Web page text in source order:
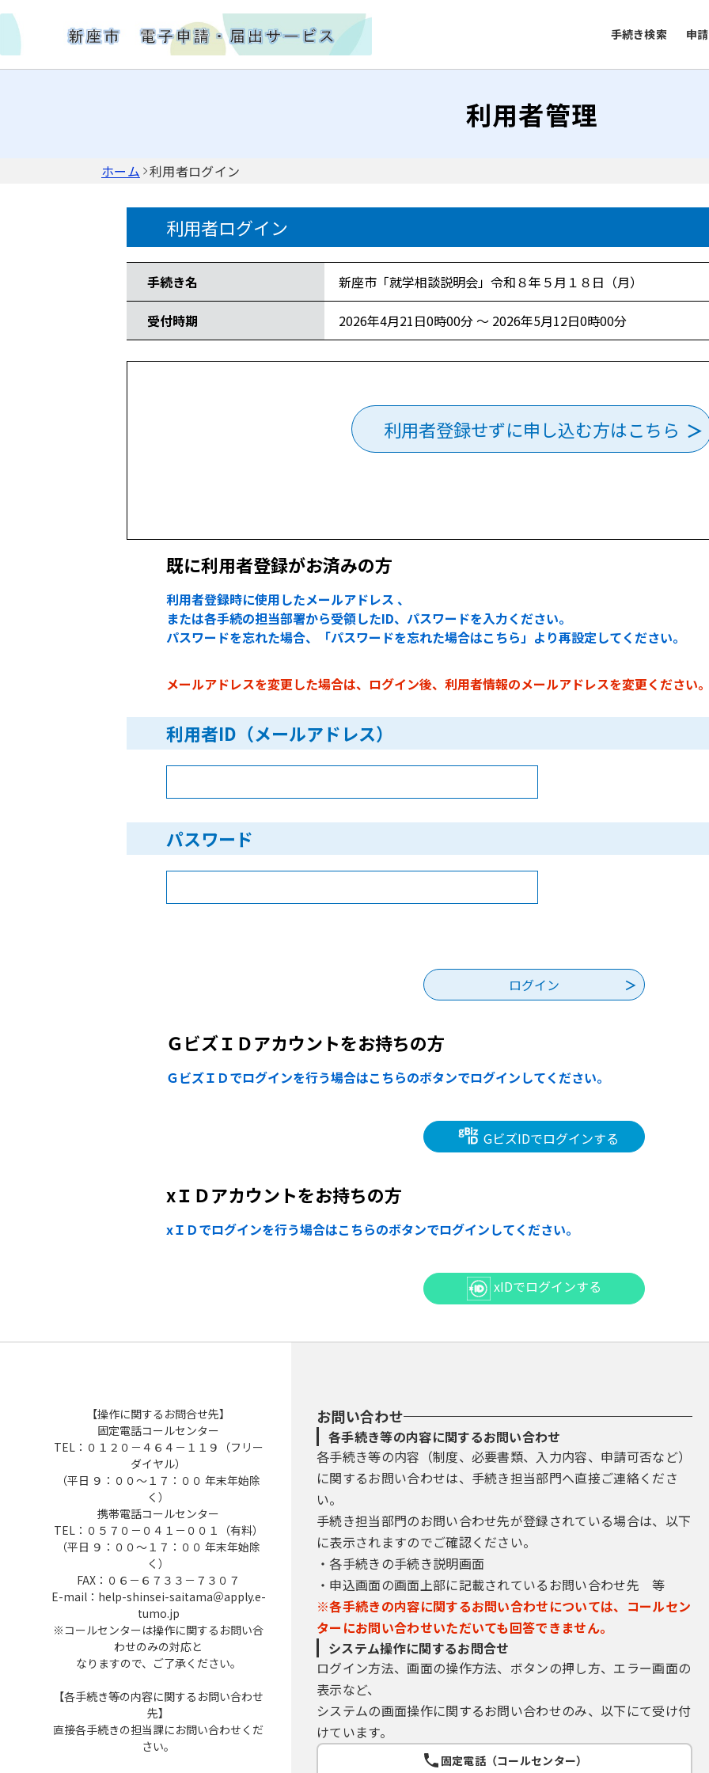
手続き検索 申
利用者管理
ホーム 利用者ログイン
利用者ログイン
手続き名 新座市「就学相談説明会」令和８年５月１８日（月）
受付時期 2026年4月21日0時00分 ～ 2026年5月12日0時00分
利用者登録せずに申し込む方はこちら
既に利用者登録がお済みの方
利用者登録時に使用したメールアドレス 、
または各手続の担当部署から受領したID、パスワードを入力ください。
パスワードを忘れた場合、「パスワードを忘れた場合はこちら」より再設定してください。
メールアドレスを変更した場合は、ログイン後、利用者情報のメールアドレスを変更ください
利用者ID（メールアドレス）
パスワード
ＧビズＩＤアカウントをお持ちの方
ＧビズＩＤでログインを行う場合はこちらのボタンでログインしてください。
GビズIDでログインする
xＩＤアカウントをお持ちの方
xＩＤでログインを行う場合はこちらのボタンでログインしてください。
xIDでログインする
【操作に関するお問合せ先】
固定電話コールセンター
TEL：０１２０－４６４－１１９（フリー
ダイヤル）
（平日 ９：００～１７：００ 年末年始除
く）
携帯電話コールセンター
TEL：０５７０－０４１－００１（有料）
（平日 ９：００～１７：００ 年末年始除
く）
FAX：０６－６７３３－７３０７
E-mail：help-shinsei-saitama＠apply.e-
tumo.jp
※コールセンターは操作に関するお問い合
わせのみの対応と
なりますので、ご了承ください。
【各手続き等の内容に関するお問い合わせ
先】
直接各手続きの担当課にお問い合わせくだ
さい。
お問い合わせ
各手続き等の内容に関するお問い合わせ
各手続き等の内容（制度、必要書類、入力内容、申請可否など）
に関するお問い合わせは、手続き担当部門へ直接ご連絡くださ
い。
手続き担当部門のお問い合わせ先が登録されている場合は、以下
に表示されますのでご確認ください。
・各手続きの手続き説明画面
・申込画面の画面上部に記載されているお問い合わせ先 等
※各手続きの内容に関するお問い合わせについては、コールセン
ターにお問い合わせいただいても回答できません。
システム操作に関するお問合せ
ログイン方法、画面の操作方法、ボタンの押し方、エラー画面の
表示など、
システムの画面操作に関するお問い合わせのみ、以下にて受け付
けています。
固定電話（コールセンター）